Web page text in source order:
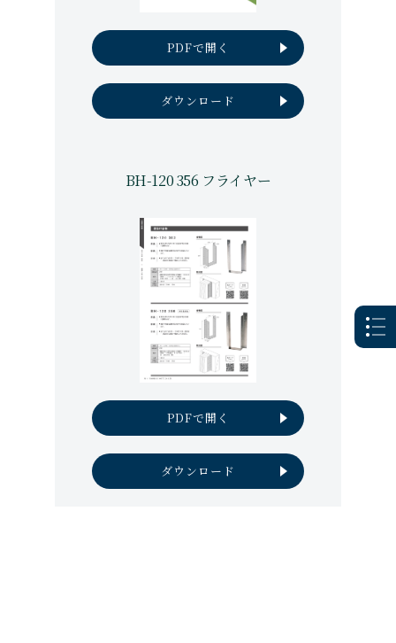
PDFで開く
ダウンロード
BH-120 356 フライヤー
PDFで開く
ダウンロード